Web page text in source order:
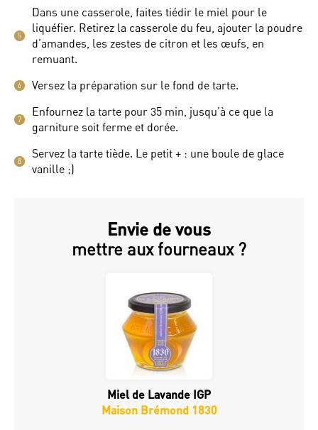
5
Dans une casserole, faites tiédir le miel pour le
liquéfier. Retirez la casserole du feu, ajouter la poudre
d’amandes, les zestes de citron et les œufs, en
remuant.
6 Versez la préparation sur le fond de tarte.
7
Enfournez la tarte pour 35 min, jusqu’à ce que la
garniture soit ferme et dorée.
8
Servez la tarte tiède. Le petit + : une boule de glace
vanille ;)
Envie de vous
mettre aux fourneaux ?
Miel de Lavande IGP
Maison Brémond 1830